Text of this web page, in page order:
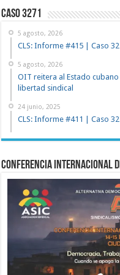
Caso 3271
5 agosto, 2026
CLS: Informe #415 | Caso
5 agosto, 2026
OIT reitera al Estado
libertad sindical
24 junio, 2025
CLS: Informe #411 | Caso
Conferencia Internacional